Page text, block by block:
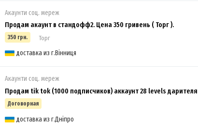
Акаунти соц. мереж
Продам акаунт в стандофф2. Цена 350 гривень ( Торг ).
350 грн. Торг
доставка из г.Вінниця
Акаунти соц. мереж
Продам tik tok (1000 подписчиков) аккаунт 28 levels дарителя
Договорная
доставка из г.Дніпро